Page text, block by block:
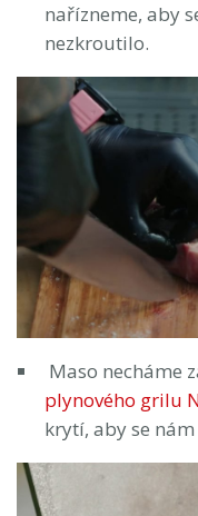
nařízneme, aby
nezkroutilo.
Maso necháme
plynového grilu
krytí, aby se